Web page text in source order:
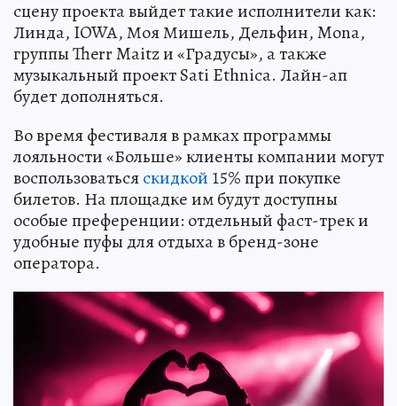
сцену проекта выйдет такие исполнители как:
Линда, IOWA, Моя Мишель, Дельфин, Mona,
группы Therr Maitz и «Градусы», а также
музыкальный проект Sati Ethnica. Лайн-ап
будет дополняться.
Во время фестиваля в рамках программы
лояльности «Больше» клиенты компании могут
воспользоватьсяскидкой 15% при покупке
билетов. На площадке им будут доступны
особые преференции: отдельный фаст-трек и
удобные пуфы для отдыха в бренд-зоне
оператора.